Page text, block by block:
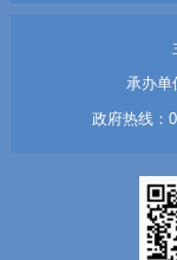
承办单
政府热线：